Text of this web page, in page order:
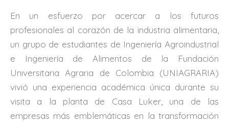
En un esfuerzo por acercar a los futuros
profesionales al corazón de la industria alimentaria,
un grupo de estudiantes de Ingeniería Agroindustrial
e Ingeniería de Alimentos de la Fundación
Universitaria Agraria de Colombia (UNIAGRARIA)
vivió una experiencia académica única durante su
visita a la planta de Casa Luker, una de las
empresas más emblemáticas en la transformación